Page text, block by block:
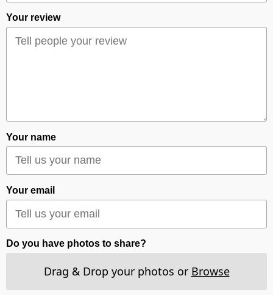
Your review
Your name
Your email
Do you have photos to share?
Drag & Drop your photos or Browse